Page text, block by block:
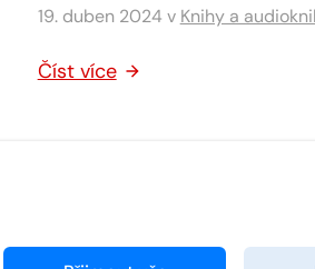
19. duben 2024 v Knihy a
Číst více